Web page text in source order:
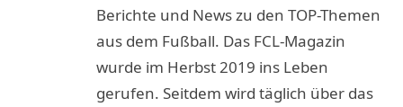
Berichte und News zu den TOP-Themen
aus dem Fußball. Das FCL-Magazin
wurde im Herbst 2019 ins Leben
gerufen. Seitdem wird täglich über das